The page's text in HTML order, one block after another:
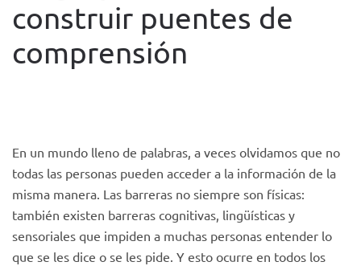
construir puentes de
comprensión
En un mundo lleno de palabras, a veces olvidamos que no
todas las personas pueden acceder a la información de la
misma manera. Las barreras no siempre son físicas:
también existen barreras cognitivas, lingüísticas y
sensoriales que impiden a muchas personas entender lo
que se les dice o se les pide. Y esto ocurre en todos los